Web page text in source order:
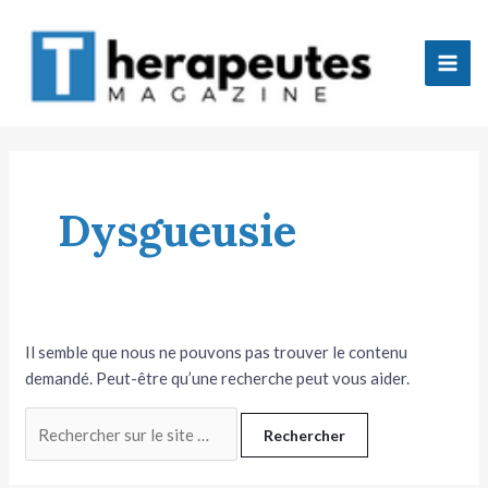
Dysgueusie
Il semble que nous ne pouvons pas trouver le contenu
demandé. Peut-être qu’une recherche peut vous aider.